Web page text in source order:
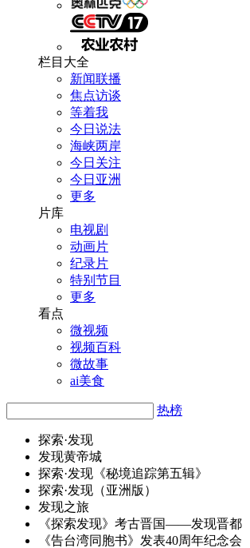
栏目大全
新闻联播
焦点访谈
等着我
今日说法
海峡两岸
今日关注
今日亚洲
更多
片库
电视剧
动画片
纪录片
特别节目
更多
看点
微视频
视频百科
微故事
ai美食
热榜
探索·发现
发现黄帝城
探索·发现《秘境追踪第五辑》
探索·发现（亚洲版）
发现之旅
《探索发现》考古晋国——发现晋都
《告台湾同胞书》 发表40周年纪念会